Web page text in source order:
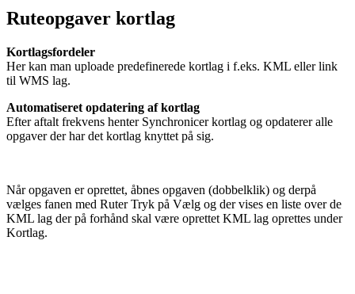
Ruteopgaver kortlag
Kortlagsfordeler
Her kan man uploade predefinerede kortlag i f.eks. KML eller link
til WMS lag.
Automatiseret opdatering af kortlag
Efter aftalt frekvens henter Synchronicer kortlag og opdaterer alle
opgaver der har det kortlag knyttet på sig.
Når opgaven er oprettet, åbnes opgaven (dobbelklik) og derpå
vælges fanen med Ruter Tryk på Vælg og der vises en liste over de
KML lag der på forhånd skal være oprettet KML lag oprettes under
Kortlag.